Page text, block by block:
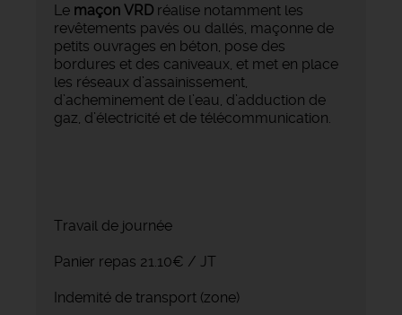
Le maçon VRD réalise notamment les
revêtements pavés ou dallés, maçonne de
petits ouvrages en béton, pose des
bordures et des caniveaux, et met en place
les réseaux d’assainissement,
d’acheminement de l’eau, d’adduction de
gaz, d’électricité et de télécommunication.
Travail de journée
Panier repas 21.10€ / JT
Indemité de transport (zone)